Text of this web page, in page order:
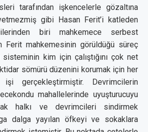
tarafından işkencelerle gözaltına
gibi Hasan Ferit’i katleden
biri mahkemece serbest
Ferit mahkemesinin görüldüğü süreç
sisteminin kim için çalıştığını çok net
sömürü düzenini korumak için her
gerçekleştirmiştir. Devrimcilerin
mahallelerinde uyuşturucuyu
halkı ve devrimcileri sindirmek
dalga yayılan öfkeyi ve sokaklara